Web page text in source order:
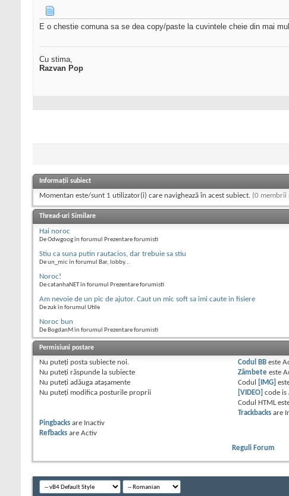
E o chestie comuna sa se dea copy/paste la cuvintele cheie din mai
Cu stima,
Razvan Pop
Informații subiect
Momentan este/sunt 1 utilizator(i) care navighează în acest subiect. (0 membrii
Thread-uri Similare
Hai noroc
De Odwgoog în forumul Prezentare forumisti
Stiu ca suna putin rautacios, dar trebuie sa stiu
De un_mic în forumul Bar, lobby...
Noroc!
De catanhaNET în forumul Prezentare forumisti
Am nevoie de un pic de ajutor. Caut un mic soft sa imi caute in fisiere
De zuk în forumul Utile
Noroc bun
De BogdanM în forumul Prezentare forumisti
Permisiuni postare
Nu puteţi posta subiecte noi.
Nu puteţi răspunde la subiecte
Nu puteţi adăuga ataşamente
Nu puteţi modifica posturile proprii
Codul BB este
Zâmbete este
Codul
[IMG]
[VIDEO] code is
Codul HTML
Trackbacks are
Pingbacks are Inactiv
Refbacks are Activ
Reguli Forum